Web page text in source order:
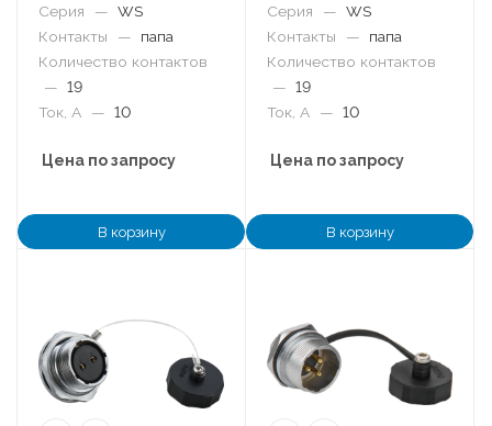
Серия
— WS
Контакты
—
папа
Количество контактов
— 19
Ток, А
— 10
Цена по запросу
В корзину
Серия
— WS
Контакты
—
папа
Количество контактов
— 19
Ток, А
— 10
Цена по запросу
В корзину